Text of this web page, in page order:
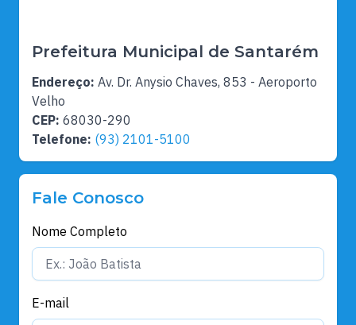
Prefeitura Municipal de Santarém
Endereço: Av. Dr. Anysio Chaves, 853 - Aeroporto
Velho
CEP: 68030-290
Telefone: (93) 2101-5100
Fale Conosco
Nome Completo
E-mail